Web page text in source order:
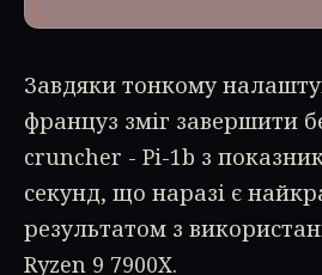
Завдяки тонкому
француз зміг завершити
cruncher - Pi-1b з
секунд, що наразі є
результатом з
Ryzen 9 7900X.